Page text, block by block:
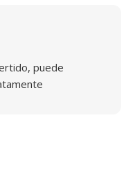
puede